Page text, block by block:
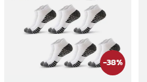
-38%